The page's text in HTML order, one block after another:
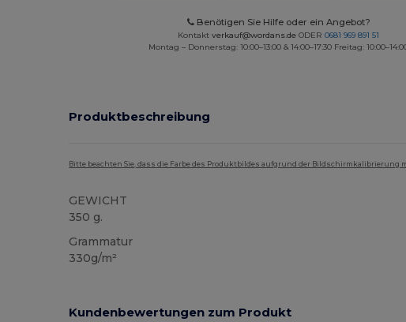
Benötigen Sie Hilfe oder ein Angebot?
Kontaktverkauf@wordans.de ODER0681 969 891 51
Montag – Donnerstag: 10:00–13:00 & 14:00–17:30 Freitag:
Produktbeschreibung
Bitte beachten Sie, dass die Farbe des Produktbildes aufgrund der
GEWICHT
350 g.
Grammatur
330g/m²
Kundenbewertungen zum Produkt